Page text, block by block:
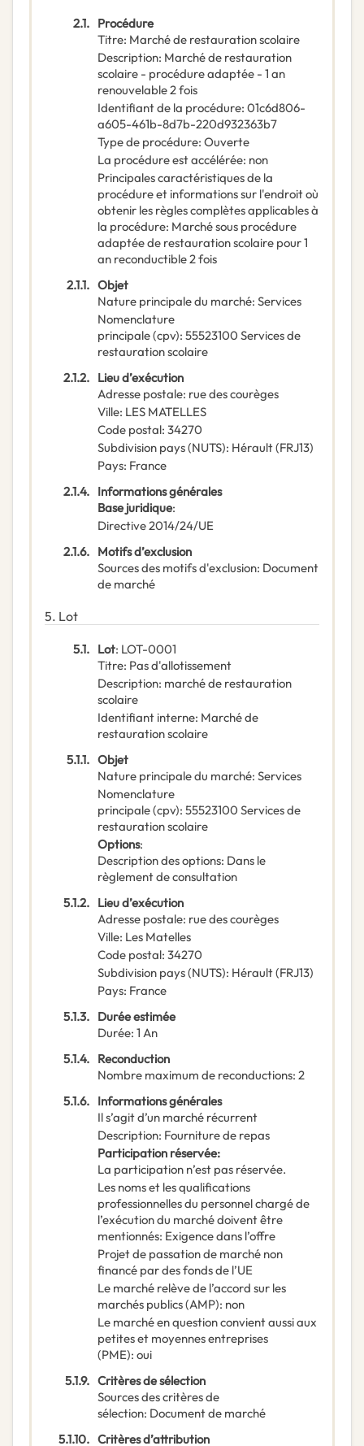
2.1. Procédure
Titre: Marché de restauration scolaire
Description: Marché de restauration
scolaire - procédure adaptée - 1 an
renouvelable 2 fois
Identifiant de la procédure: 01c6d806-
a605-461b-8d7b-220d932363b7
Type de procédure: Ouverte
La procédure est accélérée: non
Principales caractéristiques de la
procédure et informations sur l'endroit où
obtenir les règles complètes applicables à
la procédure: Marché sous procédure
adaptée de restauration scolaire pour 1
an reconductible 2 fois
2.1.1. Objet
Nature principale du marché: Services
Nomenclature
principale(cpv): 55523100 Services de
restauration scolaire
2.1.2. Lieu d’exécution
Adresse postale: rue des courèges
Ville: LES MATELLES
Code postal: 34270
Subdivision pays (NUTS): Hérault(FRJ13)
Pays: France
2.1.4. Informations générales
Base juridique:
Directive 2014/24/UE
2.1.6. Motifs d’exclusion
Sources des motifs d'exclusion: Document
de marché
5. Lot
5.1. Lot: LOT-0001
Titre: Pas d'allotissement
Description: marché de restauration
scolaire
Identifiant interne: Marché de
restauration scolaire
5.1.1. Objet
Nature principale du marché: Services
Nomenclature
principale(cpv): 55523100 Services de
restauration scolaire
Options:
Description des options: Dans le
règlement de consultation
5.1.2. Lieu d’exécution
Adresse postale: rue des courèges
Ville: Les Matelles
Code postal: 34270
Subdivision pays (NUTS): Hérault(FRJ13)
Pays: France
5.1.3. Durée estimée
Durée: 1 An
5.1.4. Reconduction
Nombre maximum de reconductions: 2
5.1.6. Informations générales
Il s’agit d’un marché récurrent
Description: Fourniture de repas
Participation réservée:
La participation n’est pas réservée.
Les noms et les qualifications
professionnelles du personnel chargé de
l’exécution du marché doivent être
mentionnés: Exigence dans l’offre
Projet de passation de marché non
financé par des fonds de l’UE
Le marché relève de l’accord sur les
marchés publics (AMP): non
Le marché en question convient aussi aux
petites et moyennes entreprises
(PME): oui
5.1.9. Critères de sélection
Sources des critères de
sélection: Document de marché
5.1.10. Critères d’attribution